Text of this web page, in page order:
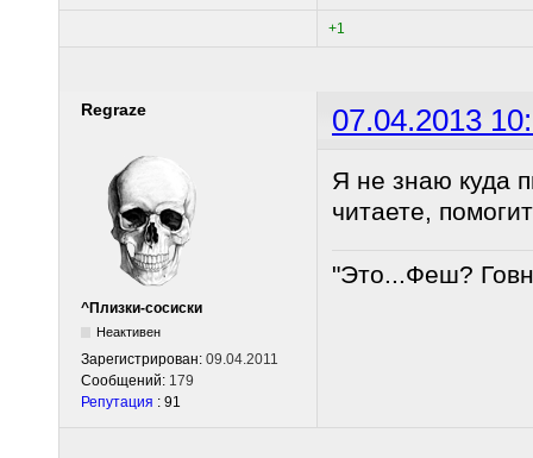
+1
Regraze 07.04.2013
^Плизки-сосиски
Неактивен
Зарегистрирован: 09.04.2011
Сообщений: 179
Репутация : 91
Я не знаю куда
читаете,
"Это...Феш?